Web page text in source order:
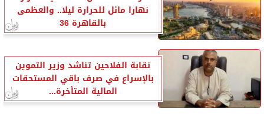
نهارا مائل للحرارة ليلا.. والعظمى
بالقاهرة 36
نقابة الفلاحين تناشد وزير التموين
بالإسراع في صرف باقي المستحقات
المالية المتأخرة...